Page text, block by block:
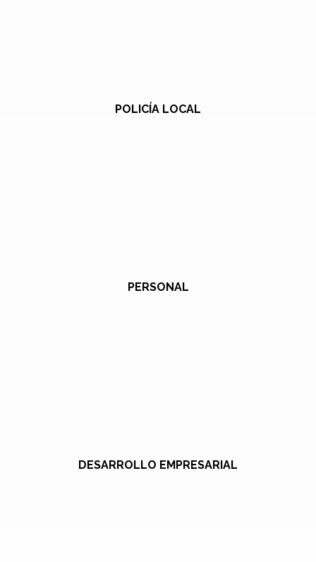
POLICÍA LOCAL
PERSONAL
DESARROLLO EMPRESARIAL